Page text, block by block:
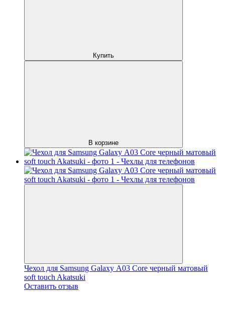
Купить
В корзине
Чехол для Samsung Galaxy А03 Core черный матовый
soft touch Akatsuki
Оставить отзыв